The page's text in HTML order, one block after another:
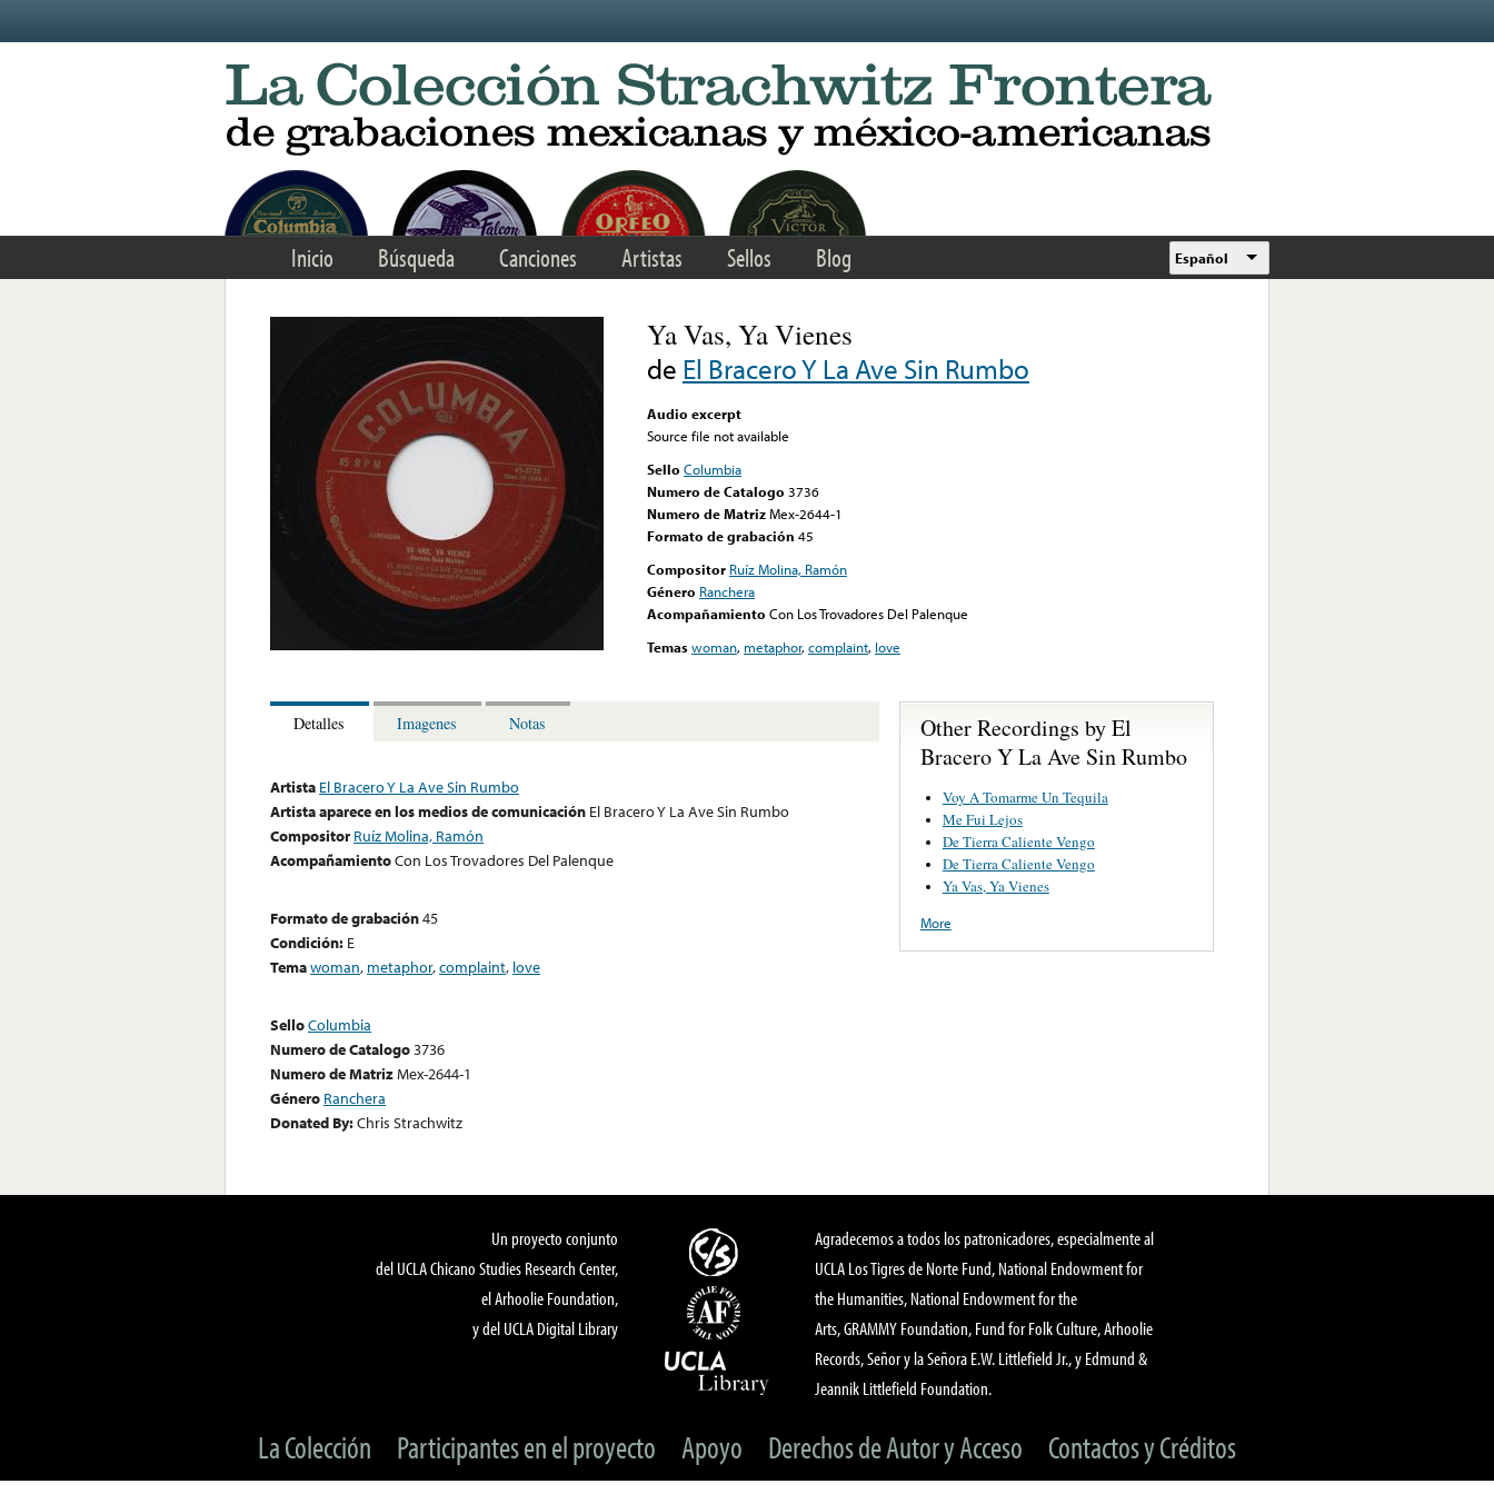
Inicio Búsqueda Canciones Artistas Sellos Blog Español
Ya Vas, Ya Vienes
de El Bracero Y La Ave Sin Rumbo
Audio excerpt
Source file not available
Sello Columbia
Numero de Catalogo 3736
Numero de MatrizMex-2644-1
Formato de grabación 45
Compositor Ruíz Molina, Ramón
Género Ranchera
Acompañamiento Con Los Trovadores Del Palenque
Temaswoman, metaphor,complaint, love
Detalles Imagenes Notas
Artista El Bracero Y La Ave Sin Rumbo
Artista aparece en los medios de comunicación El Bracero Y La Ave Sin Rumbo
Compositor Ruíz Molina, Ramón
AcompañamientoCon Los Trovadores Del Palenque
Formato de grabación45
Condición: E
Temawoman, metaphor,complaint, love
SelloColumbia
Numero de Catalogo3736
Numero de MatrizMex-2644-1
Género Ranchera
Donated By:Chris Strachwitz
Other Recordings by El
Bracero Y La Ave Sin Rumbo
Voy A Tomarme Un Tequila
Me Fui Lejos
De Tierra Caliente Vengo
De Tierra Caliente Vengo
Ya Vas, Ya Vienes
More
Un proyecto conjunto
del UCLA Chicano Studies Research Center,
el Arhoolie Foundation,
y del UCLA Digital Library
Agradecemos a todos los patronicadores, especialmente al
UCLA Los Tigres de Norte Fund, National Endowment for
the Humanities, National Endowment for the
Arts, GRAMMY Foundation, Fund for Folk Culture, Arhoolie
Records, Señor y la Señora E.W. Littlefield Jr., y Edmund &
Jeannik Littlefield Foundation.
La Colección Participantes en el proyecto Apoyo Derechos de Autor y Acceso Contactos y Créditos